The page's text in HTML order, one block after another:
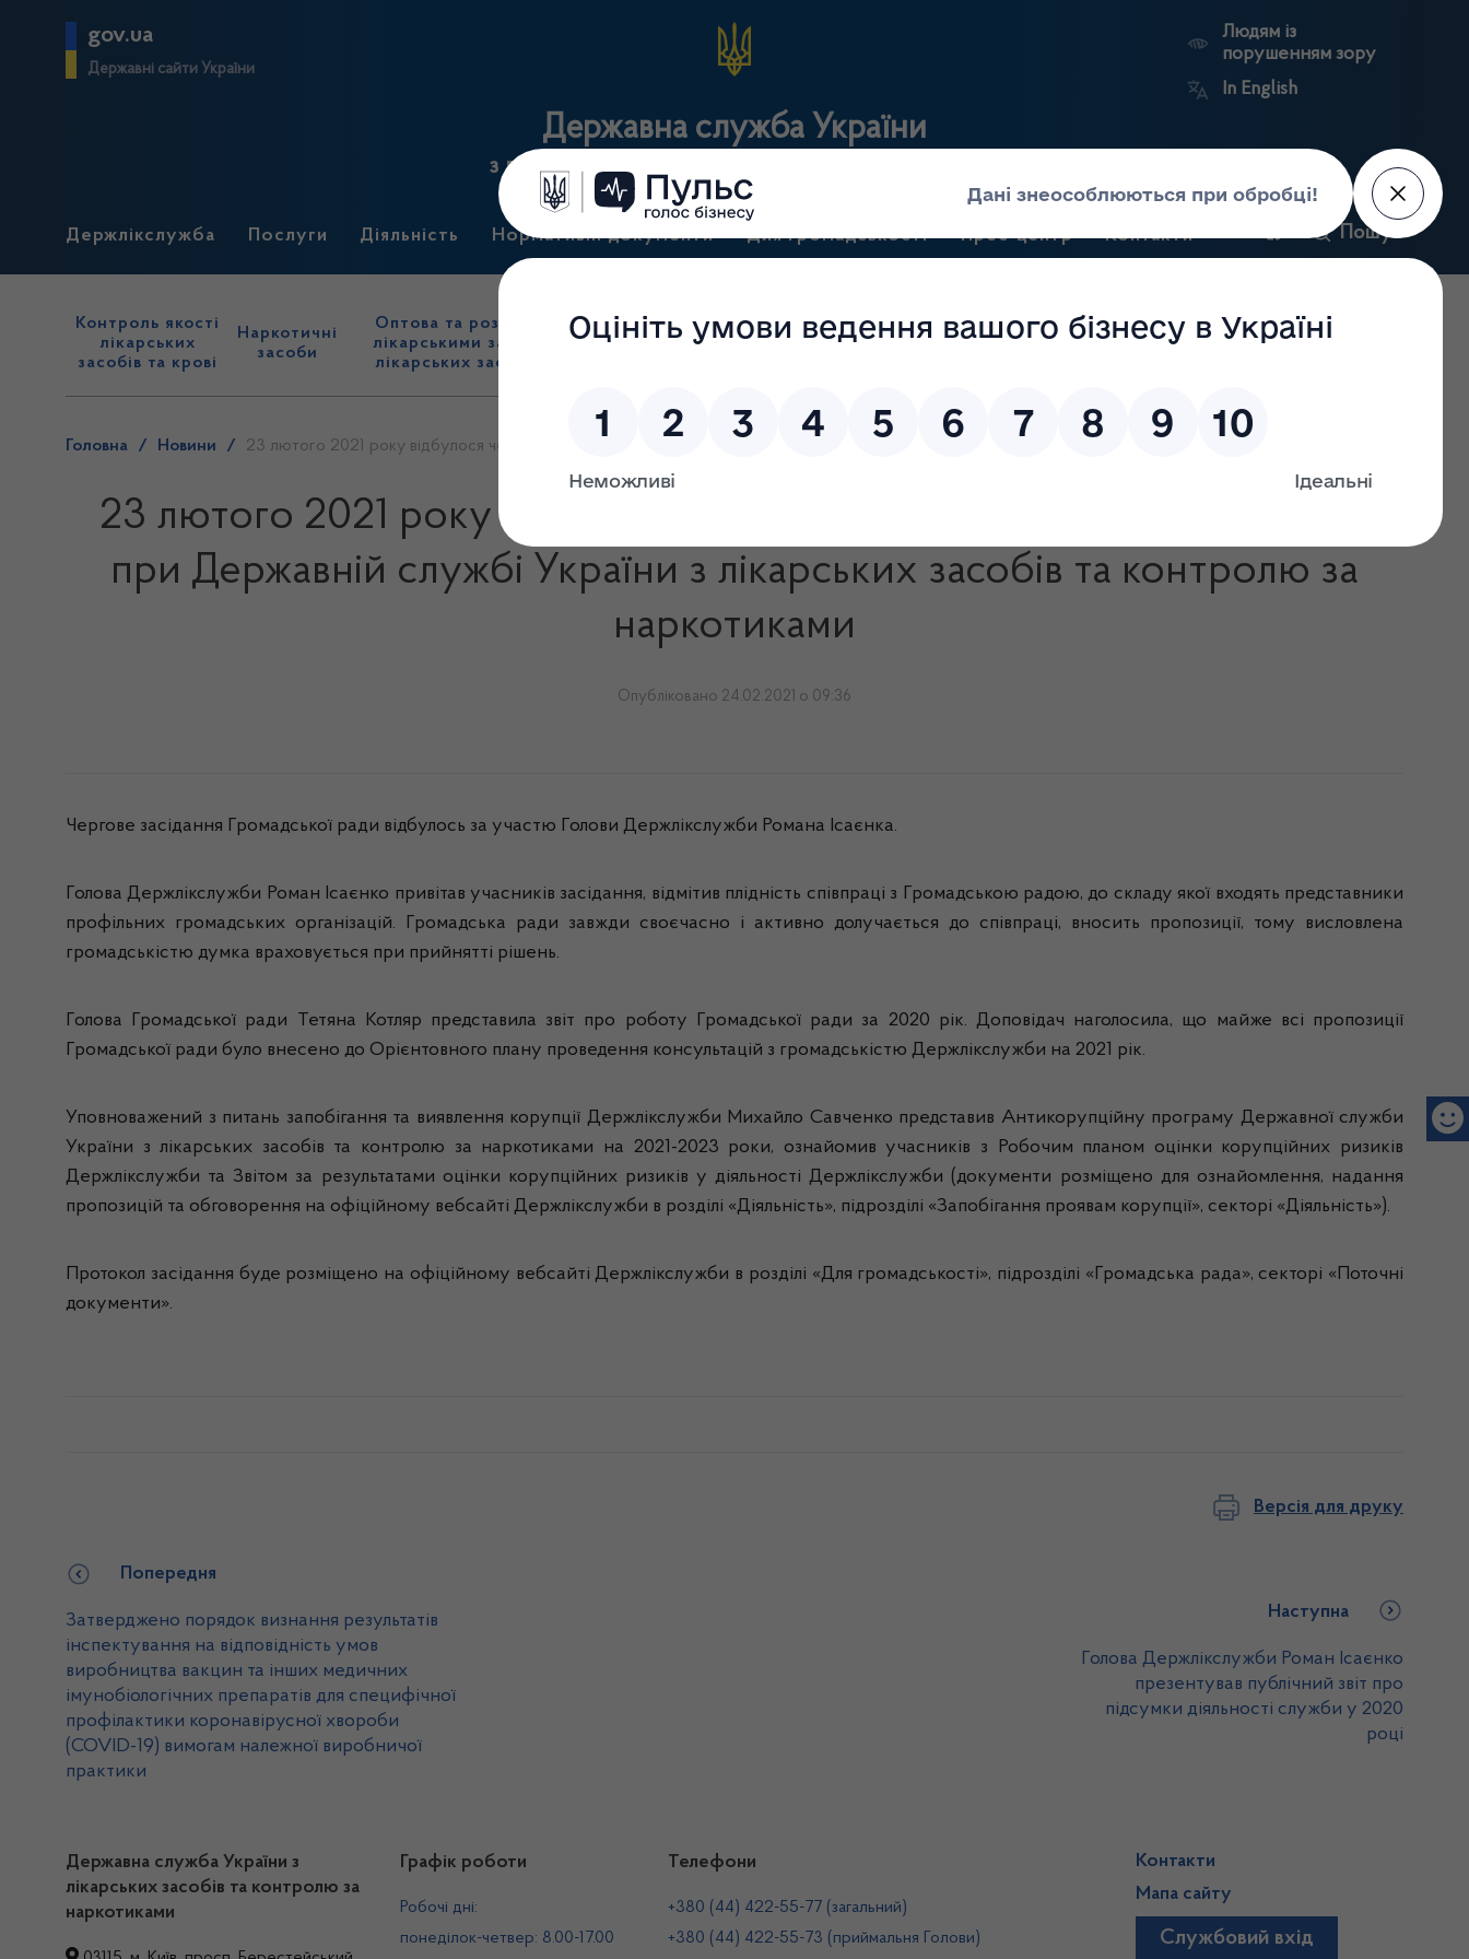
gov.ua
Державні сайти України
Державна служба України
з лікарських засобів та контролю за наркотиками
Людям із
порушенням зору
In English
Держлікслужба Послуги Діяльність Нормативні документи Для громадськості Прес-центр Контакти Пошук
Контроль якості
лікарських
засобів та крові
Наркотичні
засоби
Оптова та роздрібна торгівля
лікарськими засобами, імпорт
лікарських засобів (крім АФІ)
Державний
нагляд
виробництва лікарських
Ринковий
Державні
Антикорупційний
портал
Головна / Новини / 23 лютого 2021 року відбулося чергове засідання Громадської ради при Державній службі України з лікарських засобів та контролю за наркотиками
23 лютого 2021 року відбулося чергове засідання Громадської ради
при Державній службі України з лікарських засобів та контролю за
наркотиками
Опубліковано 24.02.2021 о 09:36
Чергове засідання Громадської ради відбулось за участю Голови Держлікслужби Романа Ісаєнка.
Голова Держлікслужби Роман Ісаєнко привітав учасників засідання, відмітив плідність співпраці з Громадською радою, до складу якої входять представники
профільних громадських організацій. Громадська ради завжди своєчасно і активно долучається до співпраці, вносить пропозиції, тому висловлена
громадськістю думка враховується при прийнятті рішень.
Голова Громадської ради Тетяна Котляр представила звіт про роботу Громадської ради за 2020 рік. Доповідач наголосила, що майже всі пропозиції
Громадської ради було внесено до Орієнтовного плану проведення консультацій з громадськістю Держлікслужби на 2021 рік.
Уповноважений з питань запобігання та виявлення корупції Держлікслужби Михайло Савченко представив Антикорупційну програму Державної служби
України з лікарських засобів та контролю за наркотиками на 2021-2023 роки, ознайомив учасників з Робочим планом оцінки корупційних ризиків
Держлікслужби та Звітом за результатами оцінки корупційних ризиків у діяльності Держлікслужби (документи розміщено для ознайомлення, надання
пропозицій та обговорення на офіційному вебсайті Держлікслужби в розділі «Діяльність», підрозділі «Запобігання проявам корупції», секторі «Діяльність»).
Протокол засідання буде розміщено на офіційному вебсайті Держлікслужби в розділі «Для громадськості», підрозділі «Громадська рада», секторі «Поточні
документи».
Версія для друку
Попередня
Затверджено порядок визнання результатів
інспектування на відповідність умов
виробництва вакцин та інших медичних
імунобіологічних препаратів для специфічної
профілактики коронавірусної хвороби
(COVID-19) вимогам належної виробничої
практики
Наступна
Голова Держлікслужби Роман Ісаєнко
презентував публічний звіт про
підсумки діяльності служби у 2020
році
Державна служба України з
лікарських засобів та контролю за
наркотиками
Графік роботи
Робочі дні:
понеділок-четвер: 8.00-17.00
Телефони
+380 (44) 422-55-77 (загальний)
+380 (44) 422-55-73 (приймальня Голови)
Контакти
Мапа сайту
Службовий вхід